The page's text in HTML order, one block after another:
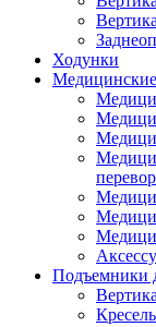
Ходунки
Подъемники